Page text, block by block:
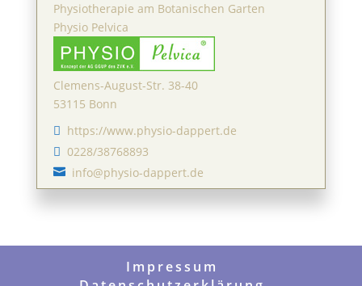
Physiotherapie am Botanischen Garten
Physio Pelvica
Clemens-August-Str. 38-40
53115 Bonn
 https://www.physio-dappert.de
 0228/38768893
 info@physio-dappert.de
Impressum